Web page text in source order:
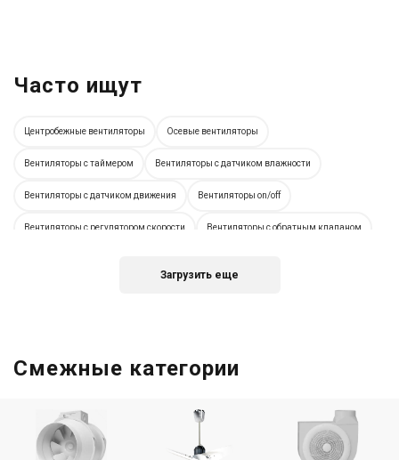
Часто ищут
Центробежные вентиляторы Осевые вентиляторы
Вентиляторы с таймером Вентиляторы с датчиком влажности
Вентиляторы с датчиком движения Вентиляторы on/off
Вентиляторы с регулятором скорости Вентиляторы с обратным клапаном
Вентиляторы с диаметром 150 мм
Загрузить еще
Смежные категории